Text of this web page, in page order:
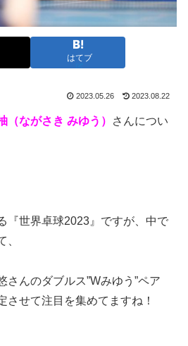
はてブ
2023.05.26 2023.08.22
（ながさき みゆう）
さんについ
『世界卓球2023』ですが、中で
、
さんのダブルス”Wみゆう”ペア
させて注目を集めてますね！